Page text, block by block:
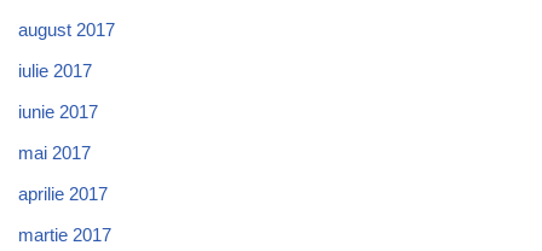
august 2017
iulie 2017
iunie 2017
mai 2017
aprilie 2017
martie 2017